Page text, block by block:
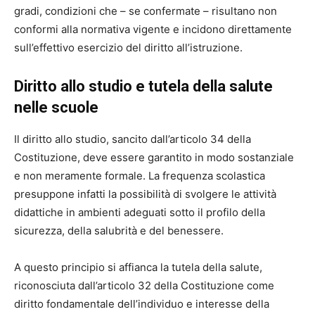
gradi, condizioni che – se confermate – risultano non
conformi alla normativa vigente e incidono direttamente
sull’effettivo esercizio del diritto all’istruzione.
Diritto allo studio e tutela della salute
nelle scuole
Il diritto allo studio, sancito dall’articolo 34 della
Costituzione, deve essere garantito in modo sostanziale
e non meramente formale. La frequenza scolastica
presuppone infatti la possibilità di svolgere le attività
didattiche in ambienti adeguati sotto il profilo della
sicurezza, della salubrità e del benessere.
A questo principio si affianca la tutela della salute,
riconosciuta dall’articolo 32 della Costituzione come
diritto fondamentale dell’individuo e interesse della